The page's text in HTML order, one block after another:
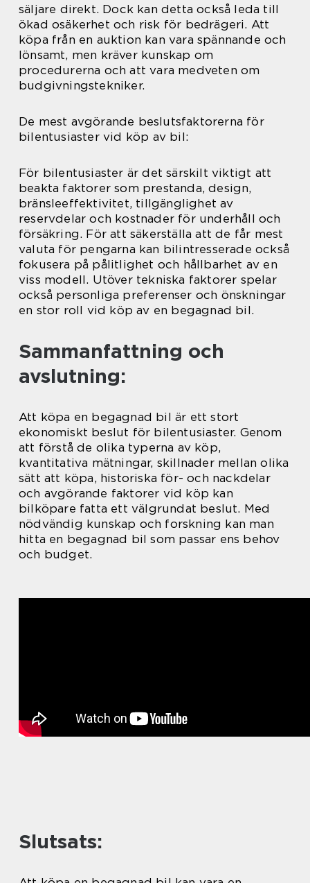
säljare direkt. Dock kan detta också leda till
ökad osäkerhet och risk för bedrägeri. Att
köpa från en auktion kan vara spännande och
lönsamt, men kräver kunskap om
procedurerna och att vara medveten om
budgivningstekniker.
De mest avgörande beslutsfaktorerna för
bilentusiaster vid köp av bil:
För bilentusiaster är det särskilt viktigt att
beakta faktorer som prestanda, design,
bränsleeffektivitet, tillgänglighet av
reservdelar och kostnader för underhåll och
försäkring. För att säkerställa att de får mest
valuta för pengarna kan bilintresserade också
fokusera på pålitlighet och hållbarhet av en
viss modell. Utöver tekniska faktorer spelar
också personliga preferenser och önskningar
en stor roll vid köp av en begagnad bil.
Sammanfattning och
avslutning:
Att köpa en begagnad bil är ett stort
ekonomiskt beslut för bilentusiaster. Genom
att förstå de olika typerna av köp,
kvantitativa mätningar, skillnader mellan olika
sätt att köpa, historiska för- och nackdelar
och avgörande faktorer vid köp kan
bilköpare fatta ett välgrundat beslut. Med
nödvändig kunskap och forskning kan man
hitta en begagnad bil som passar ens behov
och budget.
Slutsats: